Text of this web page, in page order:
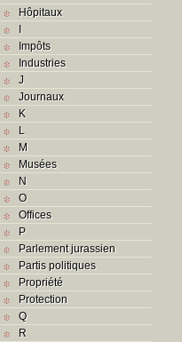
Hôpitaux
I
Impôts
Industries
J
Journaux
K
L
M
Musées
N
O
Offices
P
Parlement jurassien
Partis politiques
Propriété
Protection
Q
R